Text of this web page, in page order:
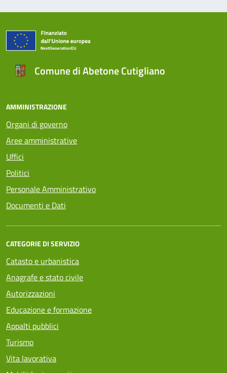
Comune di Abetone Cutigliano
AMMINISTRAZIONE
Organi di governo
Aree amministrative
Uffici
Politici
Personale Amministrativo
Documenti e Dati
CATEGORIE DI SERVIZIO
Catasto e urbanistica
Anagrafe e stato civile
Autorizzazioni
Educazione e formazione
Appalti pubblici
Turismo
Vita lavorativa